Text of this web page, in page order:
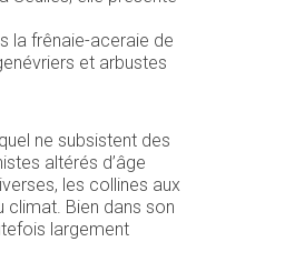
la frênaie-aceraie de
et arbustes
ne subsistent des
altérés d’âge
les collines aux
climat. Bien dans son
largement